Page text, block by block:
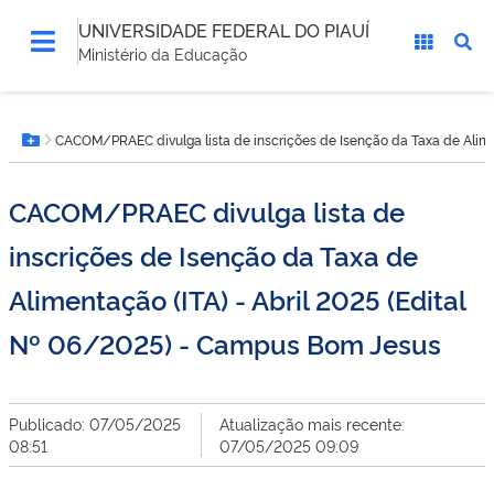
UNIVERSIDADE FEDERAL DO PIAUÍ
Ministério da Educação
está
aqui:Botão Menu
CACOM/PRAEC divulga lista de inscrições de Isenção da Taxa de
CACOM/PRAEC divulga lista de
inscrições de Isenção da Taxa de
Alimentação (ITA) - Abril 2025 (Edital
Nº 06/2025) - Campus Bom Jesus
Publicado: 07/05/2025
08:51
Atualização mais recente:
07/05/2025 09:09